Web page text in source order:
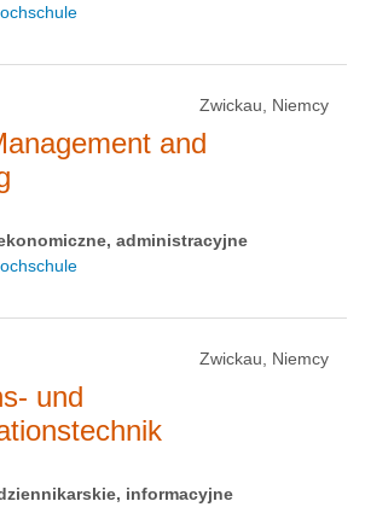
Zwickau, Niemcy
and
administracyjne
Zwickau, Niemcy
und
informacyjne